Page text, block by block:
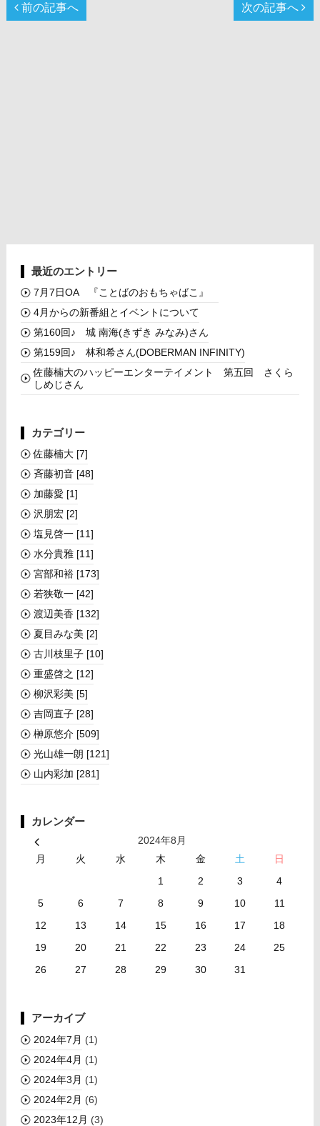
前の記事へ 次の記事へ
最近のエントリー
7月7日OA 『ことばのおもちゃばこ』
4月からの新番組とイベントについて
第160回♪ 城 南海(きずき みなみ)さん
第159回♪ 林和希さん(DOBERMAN INFINITY)
佐藤楠大のハッピーエンターテイメント 第五回 さくら
しめじさん
カテゴリー
佐藤楠大 [7]
斉藤初音 [48]
加藤愛 [1]
沢朋宏 [2]
塩見啓一 [11]
水分貴雅 [11]
宮部和裕 [173]
若狭敬一 [42]
渡辺美香 [132]
夏目みな美 [2]
古川枝里子 [10]
重盛啓之 [12]
柳沢彩美 [5]
吉岡直子 [28]
榊󠄀原悠介 [509]
光山雄一朗 [121]
山内彩加 [281]
カレンダー
2024年8月
月
火 水 木 金 土
日
1
2 3
4
5
6 7 8 9 10
11
12
13 14 15 16 17
18
19
20 21 22 23 24
25
26
27 28 29 30 31
アーカイブ
2024年7月 (1)
2024年4月 (1)
2024年3月 (1)
2024年2月 (6)
2023年12月 (3)